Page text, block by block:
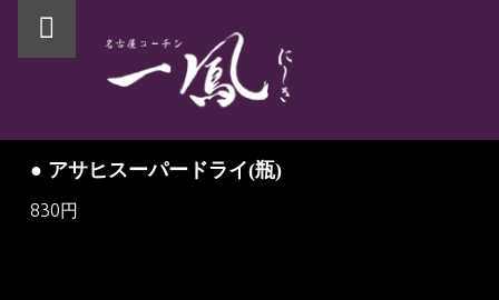
● アサヒスーパードライ(瓶)
830円